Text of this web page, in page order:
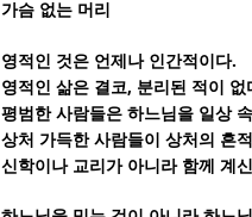
가슴 없는 머리
영적인 것은 언제나 인간적이다.
영적인 삶은 결코, 분리된 적이 없
평범한 사람들은 하느님을 일상
상처 가득한 사람들이 상처의 흔
신학이나 교리가 아니라 함께 계